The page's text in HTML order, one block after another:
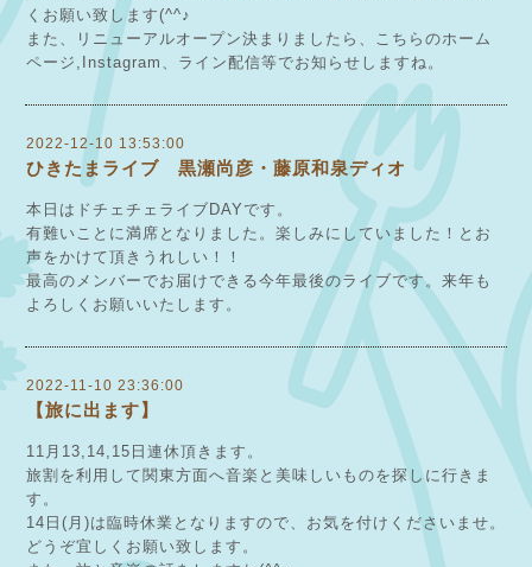
くお願い致します(^^♪
また、リニューアルオープン決まりましたら、こちらのホーム
ページ,Instagram、ライン配信等でお知らせしますね。
2022-12-10 13:53:00
ひきたまライブ 黒瀬尚彦・藤原和泉ディオ
本日はドチェチェライブDAYです。
有難いことに満席となりました。楽しみにしていました！とお
声をかけて頂きうれしい！！
最高のメンバーでお届けできる今年最後のライブです。来年も
よろしくお願いいたします。
2022-11-10 23:36:00
【旅に出ます】
11月13,14,15日連休頂きます。
旅割を利用して関東方面へ音楽と美味しいものを探しに行きま
す。
14日(月)は臨時休業となりますので、お気を付けくださいませ。
どうぞ宜しくお願い致します。